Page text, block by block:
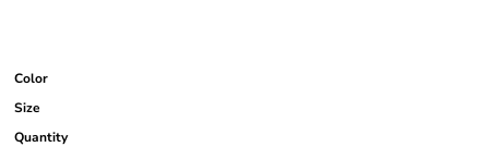
Color
Size
Quantity